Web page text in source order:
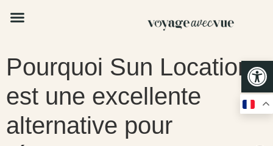
Pourquoi Sun Location
est une excellente
alternative pour